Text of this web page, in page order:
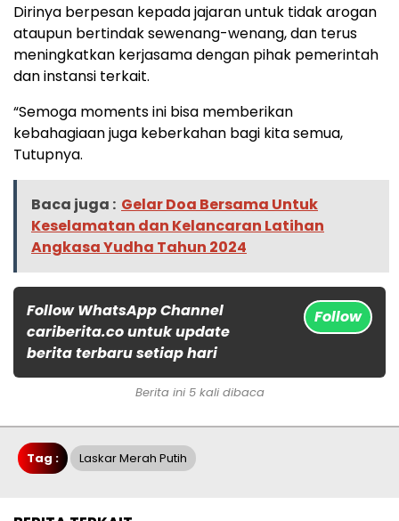
Dirinya berpesan kepada jajaran untuk tidak arogan
ataupun bertindak sewenang-wenang, dan terus
meningkatkan kerjasama dengan pihak pemerintah
dan instansi terkait.
“Semoga moments ini bisa memberikan
kebahagiaan juga keberkahan bagi kita semua,
Tutupnya.
Baca juga : Gelar Doa Bersama Untuk
Keselamatan dan Kelancaran Latihan
Angkasa Yudha Tahun 2024
Follow WhatsApp Channel
cariberita.co untuk update
berita terbaru setiap hari
Follow
Berita ini 5 kali dibaca
Tag : Laskar Merah Putih